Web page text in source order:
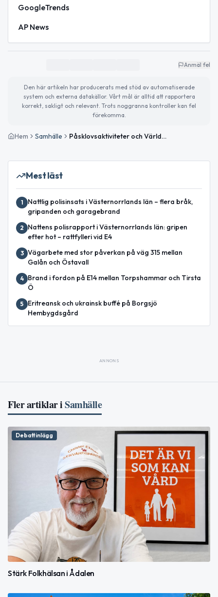
GoogleTrends
AP News
Anmäl fel
Den här artikeln har producerats med stöd av automatiserade
system och externa datakällor. Vårt mål är alltid att rapportera
korrekt, sakligt och relevant. Trots noggranna kontroller kan fel
förekomma.
Hem Samhälle Påsklovsaktiviteter och Världsautismdagen uppmärksammas
Mest läst
1
Nattlig polisinsats i Västernorrlands län – flera bråk,
gripanden och garagebrand
2
Nattens polisrapport i Västernorrlands län: gripen
efter hot – rattfylleri vid E4
3 Vägarbete med stor påverkan på väg 315 mellan
Galån och Östavall
4
Brand i fordon på E14 mellan Torpshammar och Tirsta
Ö
5
Eritreansk och ukrainsk buffé på Borgsjö
Hembygdsgård
ANNONS
Fler artiklar iSamhälle
Debattinlägg
Stärk Folkhälsan i Ådalen